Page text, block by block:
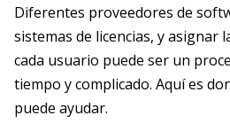
Diferentes proveedores de
sistemas de licencias, y asignar
cada usuario puede ser un
tiempo y complicado. Aquí es
puede ayudar.